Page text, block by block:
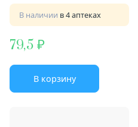
В наличии в 4 аптеках
79,5
В корзину